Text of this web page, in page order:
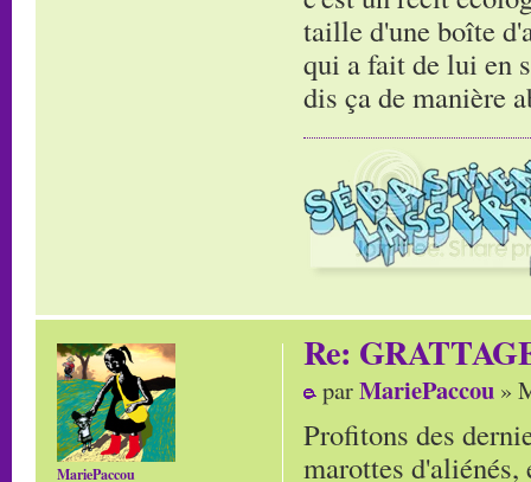
taille d'une boîte
qui a fait de lui en
dis ça de manière
Re:
parMariePaccou »
Profitons des
marottes
MariePaccou